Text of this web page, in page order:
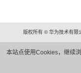
本站点使用Cookies，继续
版权所有 © 华为技术有